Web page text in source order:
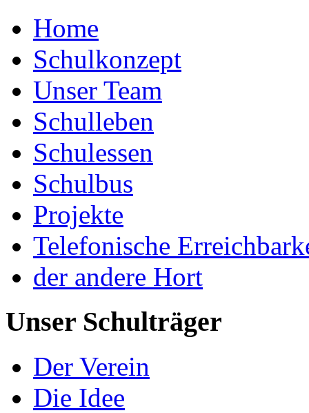
Home
Schulkonzept
Unser Team
Schulleben
Schulessen
Schulbus
Projekte
Telefonische
der andere Hort
Unser Schulträger
Der Verein
Die Idee